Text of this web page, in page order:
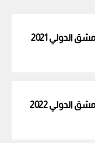
نتائج يانصيب معرض دمشق الدولي 2021
نتائج يانصيب معرض دمشق الدولي 2022